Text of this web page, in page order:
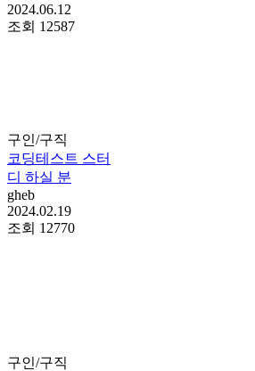
2024.06.12
조회 12587
구인/구직
코딩테스트 스터
디 하실 분
gheb
2024.02.19
조회 12770
구인/구직